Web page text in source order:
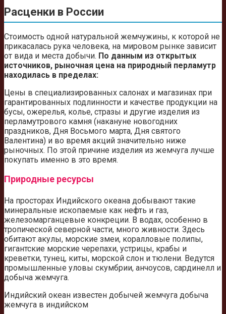
Расценки в России
Стоимость одной натуральной жемчужины, к которой не
прикасалась рука человека, на мировом рынке зависит
от вида и места добычи. По данным из открытых
источников, рыночная цена на природный перламутр
находилась в пределах:
Цены в специализированных салонах и магазинах при
гарантированных подлинности и качестве продукции на
бусы, ожерелья, колье, стразы и другие изделия из
перламутрового камня (накануне новогодних
праздников, Дня Восьмого марта, Дня святого
Валентина) и во время акций значительно ниже
рыночных. По этой причине изделия из жемчуга лучше
покупать именно в это время.
Природные ресурсы
На просторах Индийского океана добывают такие
минеральные ископаемые как нефть и газ,
железомарганцевые конкреции. В водах, особенно в
тропической северной части, много живности. Здесь
обитают акулы, морские змеи, коралловые полипы,
гигантские морские черепахи, устрицы, крабы и
креветки, тунец, киты, морской слон и тюлени. Ведутся
промышленные уловы скумбрии, анчоусов, сардинелл и
добыча жемчуга.
Индийский океан известен добычей жемчуга добыча
жемчуга в индийском